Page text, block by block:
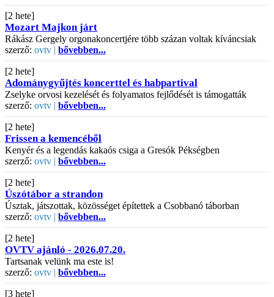
[2 hete]
Mozart Majkon járt
Rákász Gergely orgonakoncertjére több százan voltak kíváncsiak
szerző: ovtv | bővebben...
[2 hete]
Adománygyűjtés koncerttel és habpartival
Zselyke orvosi kezelését és folyamatos fejlődését is támogatták
szerző: ovtv | bővebben...
[2 hete]
Frissen a kemencéből
Kenyér és a legendás kakaós csiga a Gresók Pékségben
szerző: ovtv | bővebben...
[2 hete]
Úszótábor a strandon
Úsztak, játszottak, közösséget építettek a Csobbanó táborban
szerző: ovtv | bővebben...
[2 hete]
OVTV ajánló - 2026.07.20.
Tartsanak velünk ma este is!
szerző: ovtv | bővebben...
[3 hete]